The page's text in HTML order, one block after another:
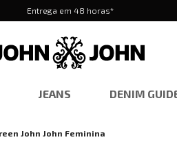
Entrega em 48 horas*
JEANS DENIM
John John Feminina